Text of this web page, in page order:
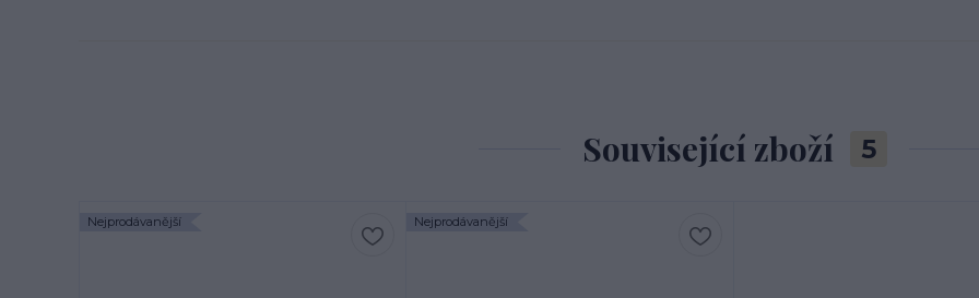
Související zboží 5
Nejprodávanější Nejprodávanější